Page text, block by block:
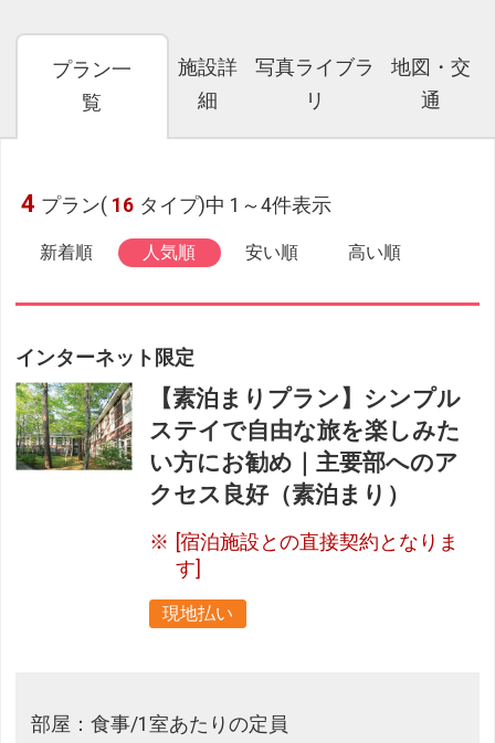
プラン一
覧
施設詳
細
写真ライブラ
リ
地図・交
通
4 プラン( 16 タイプ)中 1～4件表示
新着順 人気順 安い順 高い順
インターネット限定
【素泊まりプラン】シンプル
ステイで自由な旅を楽しみた
い方にお勧め｜主要部へのア
クセス良好（素泊まり）
[宿泊施設との直接契約となりま
す]
現地払い
部屋：食事/1室あたりの定員